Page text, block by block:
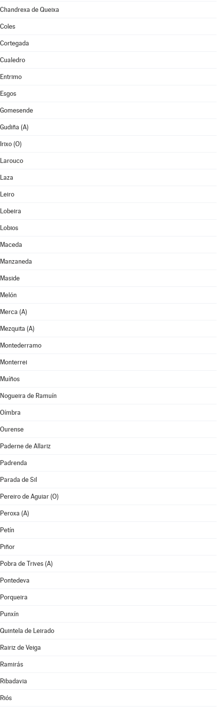
Chandrexa de Queixa
Coles
Cortegada
Cualedro
Entrimo
Esgos
Gomesende
Gudiña (A)
Irixo (O)
Larouco
Laza
Leiro
Lobeira
Lobios
Maceda
Manzaneda
Maside
Melón
Merca (A)
Mezquita (A)
Montederramo
Monterrei
Muíños
Nogueira de Ramuín
Oímbra
Ourense
Paderne de Allariz
Padrenda
Parada de Sil
Pereiro de Aguiar (O)
Peroxa (A)
Petín
Piñor
Pobra de Trives (A)
Pontedeva
Porqueira
Punxín
Quintela de Leirado
Rairiz de Veiga
Ramirás
Ribadavia
Riós